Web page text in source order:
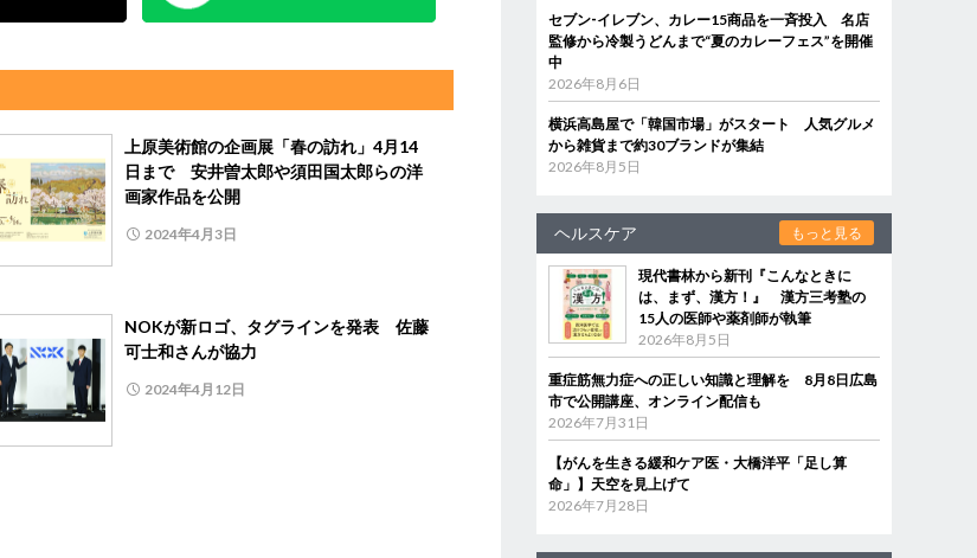
上原美術館の企画展「春の訪れ」4月14
日まで 安井曽太郎や須田国太郎らの洋
画家作品を公開
2024年4月3日
NOKが新ロゴ、タグラインを発表 佐藤
可士和さんが協力
2024年4月12日
セブン‐イレブン、カレー15商品を一斉投入 名店
監修から冷製うどんまで“夏のカレーフェス”を開催
中
2026年8月6日
横浜高島屋で「韓国市場」がスタート 人気グルメ
から雑貨まで約30ブランドが集結
2026年8月5日
ヘルスケア もっと見る
現代書林から新刊『こんなときに
は、まず、漢方！』 漢方三考塾の
15人の医師や薬剤師が執筆
2026年8月5日
重症筋無力症への正しい知識と理解を 8月8日広島
市で公開講座、オンライン配信も
2026年7月31日
【がんを生きる緩和ケア医・大橋洋平「足し算
命」】天空を見上げて
2026年7月28日